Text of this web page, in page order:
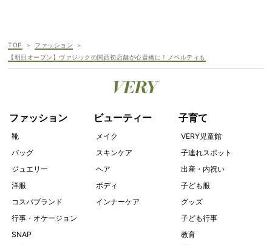
TOP
ファッション
【明日オープン】ヴァジックの関西初店舗が心斎橋に！ノベルティも
ファッション
靴
バッグ
ジュエリー
洋服
コスパブランド
行事・オケージョン
SNAP
ビューティー
メイク
スキンケア
ヘア
ボディ
インナーケア
子育て
VERY児童館
子連れスポット
出産・内祝い
子ども服
グッズ
子ども行事
教育